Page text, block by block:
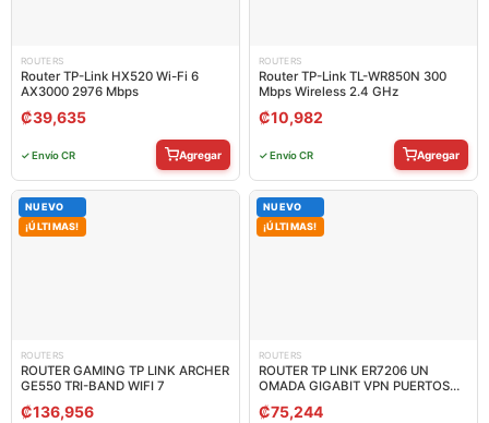
ROUTERS
Router TP-Link HX520 Wi-Fi 6
AX3000 2976 Mbps
₡39,635
✓ Envío CR Agregar
ROUTERS
Router TP-Link TL-WR850N 300
Mbps Wireless 2.4 GHz
₡10,982
✓ Envío CR Agregar
NUEVO
¡ÚLTIMAS!
ROUTERS
ROUTER GAMING TP LINK ARCHER
GE550 TRI-BAND WIFI 7
₡136,956
NUEVO
¡ÚLTIMAS!
ROUTERS
ROUTER TP LINK ER7206 UN
OMADA GIGABIT VPN PUERTOS
WAN/LAN WAN / LAN
₡75,244